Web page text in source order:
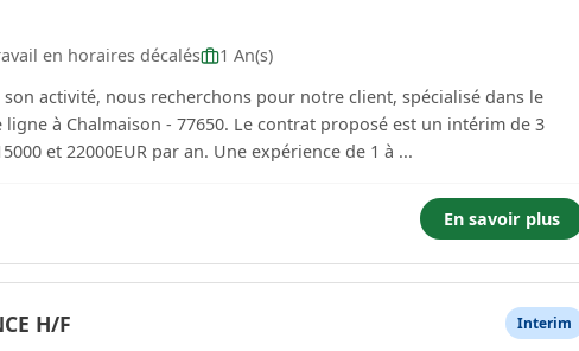
en horaires décalés
1 An(s)
activité, nous recherchons pour notre client, spécialisé dans le
à Chalmaison - 77650. Le contrat proposé est un intérim de 3
15000 et 22000EUR par an. Une expérience de 1 à ...
En savoir plus
H/F Interim